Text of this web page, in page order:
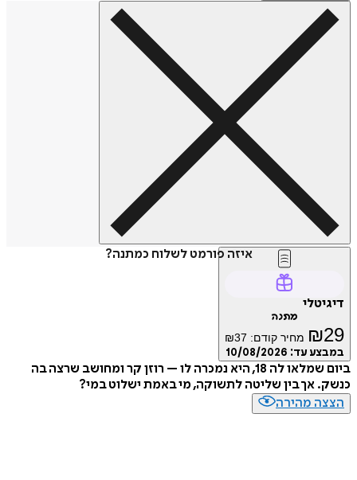
איזה פורמט לשלוח כמתנה?
₪ מחיר קודם: ₪37
עד:10/08/2026
ביום שמלאו לה 18, היא נמכרה לו – רוזן קר ומחושב שרצה בה
אך בין שליטה לתשוקה, מי באמת ישלוט במי?
מהירה